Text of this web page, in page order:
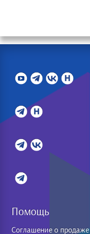
Помощь
Соглашение о продаже